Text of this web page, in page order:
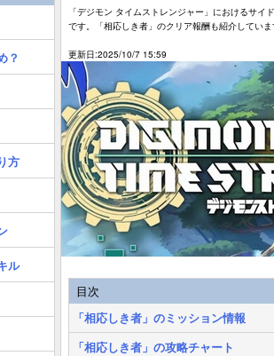
「デジモン タイムストレンジャー」におけるサイ
です。「相応しき者」のクリア報酬も紹介していま
更新日:2025/10/7 15:59
目次
「相応しき者」のミッション情報
「相応しき者」の攻略チャート
？
方
ル